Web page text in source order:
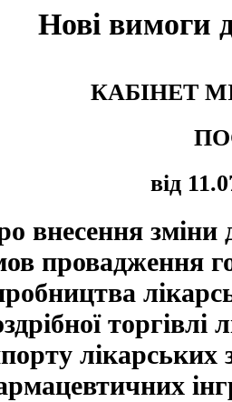
Нові вимоги
КАБІНЕТ
від
внесення зміни
провадження
лікарських